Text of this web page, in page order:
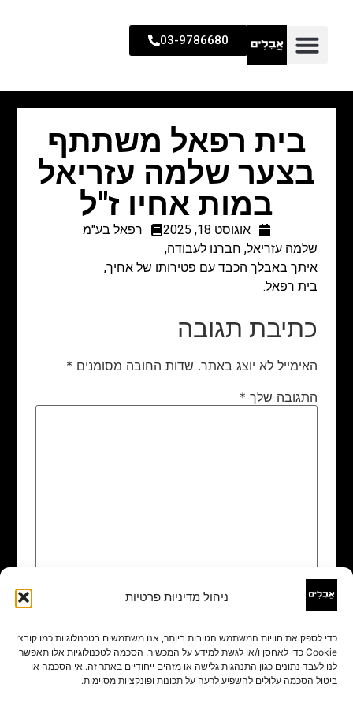
ניהול מדיניות פרטיות
כדי לספק את חוויות המשתמש הטובות ביותר, אנו משתמשים בטכנולוגיות כמו קובצי
Cookie כדי לאחסן ו/או לגשת למידע על המכשיר. הסכמה לטכנולוגיות אלו תאפשר
לנו לעבד נתונים כגון התנהגות גלישה או מזהים ייחודיים באתר זה. אי הסכמה או
ביטול הסכמה עלולים להשפיע לרעה על תכונות ופונקציות מסוימות.
03-9786680
בית רפאל משתתף
בצער שלמה עזריאל
במות אחיו ז"ל
אוגוסט 18, 2025
רפאל בע"מ
שלמה עזריאל, חברנו לעבודה,
איתך באבלך הכבד עם פטירותו של אחיך,
בית רפאל.
כתיבת תגובה
האימייל לא יוצג באתר. שדות החובה מסומנים *
התגובה שלך *
שם
אימייל*